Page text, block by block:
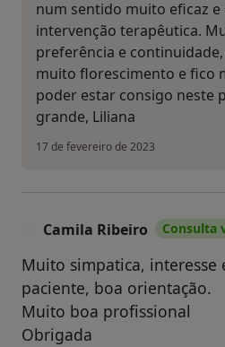
num sentido muito eficaz e
intervenção terapêutica.
preferência e
muito florescimento e fico
poder estar consigo neste
grande, Liliana
17 de fevereiro de 2023
Camila Ribeiro Consulta
Muito simpatica, interesse
paciente, boa orientação.
Muito boa profissional
Obrigada